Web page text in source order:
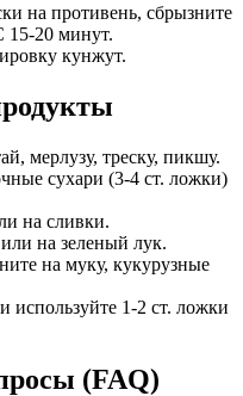
на противень, сбрызните
15-20 минут.
кунжут.
мерлузу, треску, пикшу.
сухари (3-4 ст. ложки)
на сливки.
на зеленый лук.
на муку, кукурузные
используйте 1-2 ст. ложки
(FAQ)